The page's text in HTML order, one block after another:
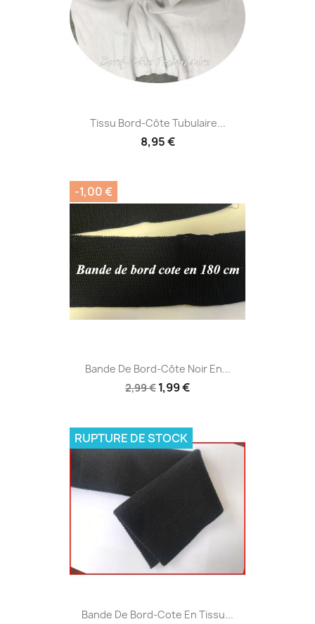
Tissu Bord-Côte Tubulaire...
8,95 €
Bande De Bord-Côte Noir En...
2,99 € 1,99 €
-1,00 €
Bande De Bord-Cote En Tissu...
RUPTURE DE STOCK